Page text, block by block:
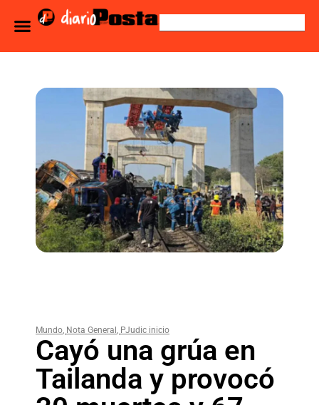
Mundo, Nota General , PJudic inicio
Cayó una grúa en
Tailanda y provocó